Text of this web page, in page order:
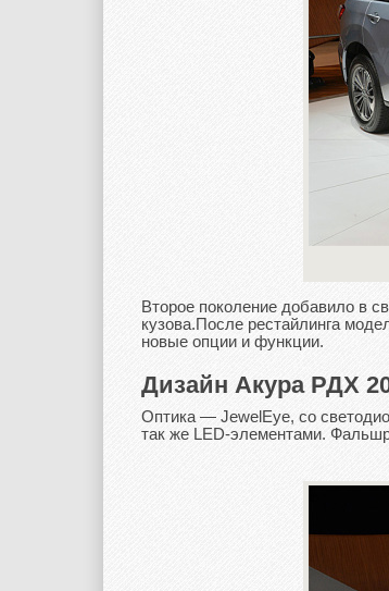
Второе поколение добавило в
кузова.После рестайлинга
новые опции и функции.
Дизайн Акура РДХ
Оптика — JewelEye, со
так же LED-элементами.